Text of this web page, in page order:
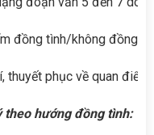
đồng tình/không đồng
phục về quan điểm
theo hướng đồng tình: